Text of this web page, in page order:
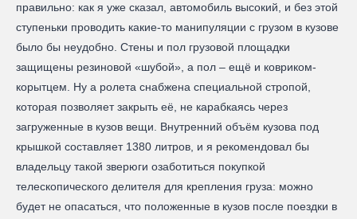
правильно: как я уже сказал, автомобиль высокий, и без этой
ступеньки проводить какие-то манипуляции с грузом в кузове
было бы неудобно. Стены и пол грузовой площадки
защищены резиновой «шубой», а пол – ещё и ковриком-
корытцем. Ну а ролета снабжена специальной стропой,
которая позволяет закрыть её, не карабкаясь через
загруженные в кузов вещи. Внутренний объём кузова под
крышкой составляет 1380 литров, и я рекомендовал бы
владельцу такой зверюги озаботиться покупкой
телескопического делителя для крепления груза: можно
будет не опасаться, что положенные в кузов после поездки в